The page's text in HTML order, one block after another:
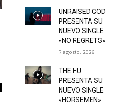
UNRAISED GOD
PRESENTA SU
NUEVO SINGLE
«NO REGRETS»
7 agosto, 2026
THE HU
PRESENTA SU
NUEVO SINGLE
«HORSEMEN»